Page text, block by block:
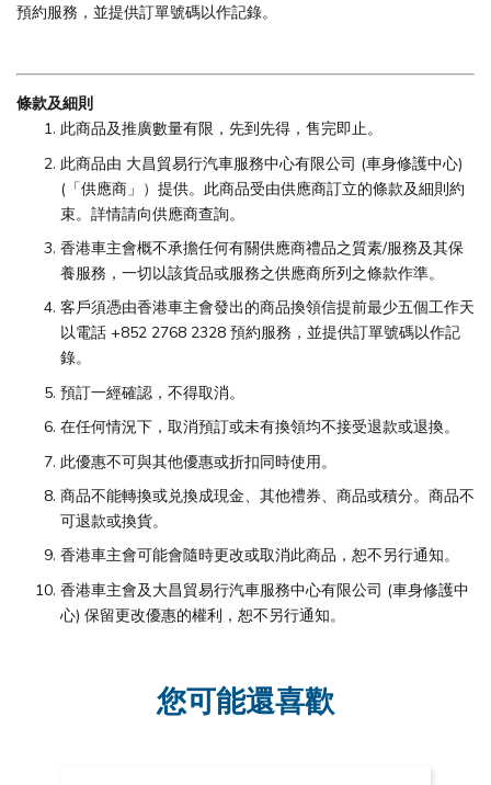
預約服務，並提供訂單號碼以作記錄。
條款及細則
此商品及推廣數量有限，先到先得，售完即止。
此商品由 大昌貿易行汽車服務中心有限公司 (車身修護中心)
(「供應商」）提供。此商品受由供應商訂立的條款及細則約
束。詳情請向供應商查詢。
香港車主會概不承擔任何有關供應商禮品之質素/服務及其保
養服務，一切以該貨品或服務之供應商所列之條款作準。
客戶須憑由香港車主會發出的商品換領信提前最少五個工作天
以電話 +852 2768 2328 預約服務，並提供訂單號碼以作記
錄。
預訂一經確認，不得取消。
在任何情況下，取消預訂或未有換領均不接受退款或退換。
此優惠不可與其他優惠或折扣同時使用。
商品不能轉換或兑換成現金、其他禮券、商品或積分。商品不
可退款或換貨。
香港車主會可能會隨時更改或取消此商品，恕不另行通知。
香港車主會及大昌貿易行汽車服務中心有限公司 (車身修護中
心) 保留更改優惠的權利，恕不另行通知。
您可能還喜歡